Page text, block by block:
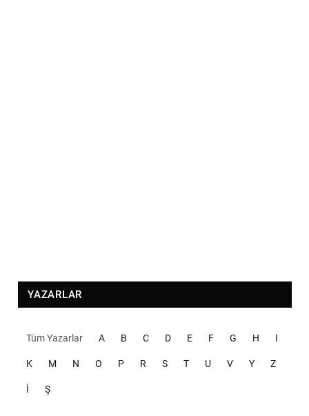
YAZARLAR
Tüm Yazarlar A B C D E F G H I
K M N O P R S T U V Y Z
İ Ş